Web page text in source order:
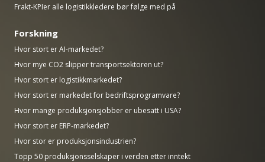
Frakt-KPIer alle logistikkledere bør følge med på
Forskning
Hvor stort er AI-markedet?
Hvor mye CO2 slipper transportsektoren ut?
Hvor stort er logistikkmarkedet?
Hvor stort er markedet for bedriftsprogramvare?
Hvor mange produksjonsjobber er ubesatt i USA?
Hvor stort er ERP-markedet?
Hvor stor er produksjonsindustrien?
Topp 50 produksjonsselskaper i verden etter inntekt